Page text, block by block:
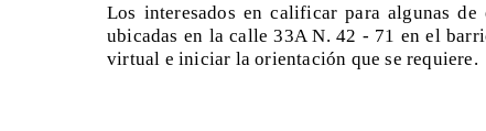
Los interesados en calificar para algunas
ubicadas en la calle 33A N. 42 - 71 en el
virtual e iniciar la orientación que se requiere.